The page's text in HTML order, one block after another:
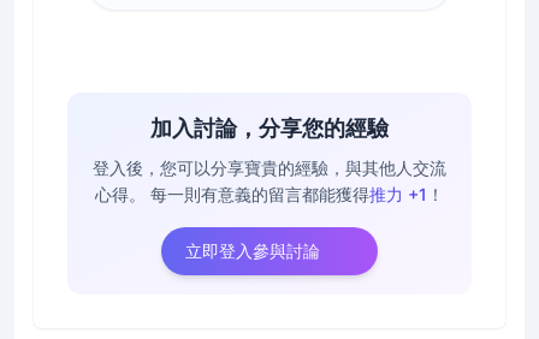
加入討論，分享您的經驗
登入後，您可以分享寶貴的經驗，與其他人交流
心得。
每一則有意義的留言都能獲得推力 +1 ！
立即登入參與討論